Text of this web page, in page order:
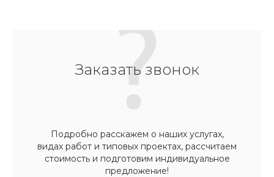
Заказать звонок
Подробно расскажем о наших услугах,
видах работ и типовых проектах, рассчитаем
стоимость и подготовим индивидуальное
предложение!